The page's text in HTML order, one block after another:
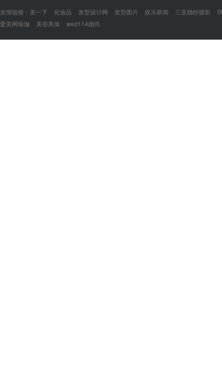
友情链接： 美一下 化妆品 发型设计网 发型图片 娱乐新闻 三亚婚纱摄影
爱美网瑜伽
美容美体 wed114婚尚